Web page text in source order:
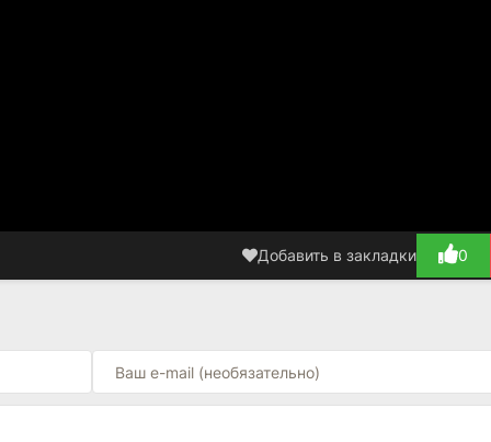
Добавить в закладки 0